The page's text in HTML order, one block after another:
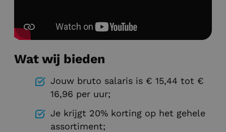
Wat wij bieden
Jouw bruto salaris is € 15,44 tot €
16,96 per uur;
Je krijgt 20% korting op het gehele
assortiment;